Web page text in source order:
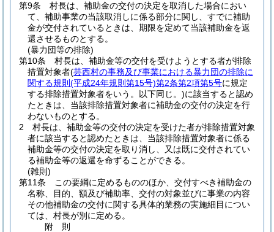
第9条
村長は、補助金の交付の決定を取消した場合におい
て、補助事業の当該取消しに係る部分に関し、すでに補助
金が交付されているときは、期限を定めて当該補助金を返
還させるものとする。
(暴力団等の排除)
第10条
村長は、補助金等の交付を受けようとする者が排除
措置対象者(芸西村の事務及び事業における暴力団の排除に
関する規則 (平成24年規則第15号)第2条第2項第5号に規定
する排除措置対象者をいう。以下同じ。)に該当すると認め
たときは、当該排除措置対象者に補助金の交付の決定を行
わないものとする。
2
村長は、補助金等の交付の決定を受けた者が排除措置対象
者に該当すると認めたときは、当該排除措置対象者に係る
補助金等の交付の決定を取り消し、又は既に交付されてい
る補助金等の返還を命ずることができる。
(雑則)
第11条
この要綱に定めるもののほか、交付すべき補助金の
名称、目的、額及び補助率、交付の対象並びに事業の内容
その他補助金の交付に関する具体的業務の実施細目につい
ては、村長が別に定める。
附 則